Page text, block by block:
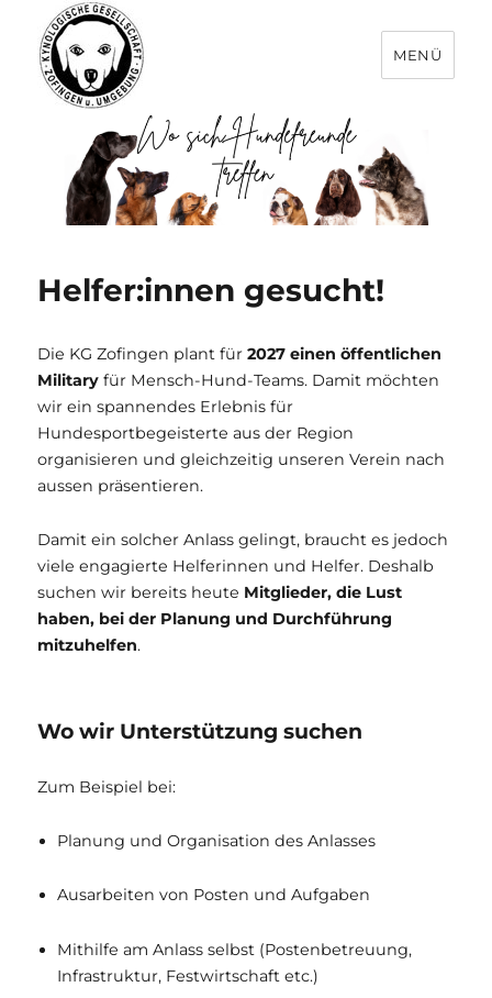
MENÜ
Helfer:innen gesucht!
Die KG Zofingen plant für2027 einen öffentlichen
Military für Mensch-Hund-Teams. Damit möchten
wir ein spannendes Erlebnis für
Hundesportbegeisterte aus der Region
organisieren und gleichzeitig unseren Verein nach
aussen präsentieren.
Damit ein solcher Anlass gelingt, braucht es jedoch
viele engagierte Helferinnen und Helfer. Deshalb
suchen wir bereits heute Mitglieder, die Lust
haben, bei der Planung und Durchführung
mitzuhelfen.
Wo wir Unterstützung suchen
Zum Beispiel bei:
Planung und Organisation des Anlasses
Ausarbeiten von Posten und Aufgaben
Mithilfe am Anlass selbst (Postenbetreuung,
Infrastruktur, Festwirtschaft etc.)